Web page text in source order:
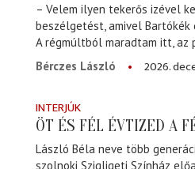
– Velem ilyen tekerős izével
beszélgetést, amivel
A régmúltból maradtam itt, az
Bérczes László
2026.
INTERJÚK
ÖT ÉS FÉL ÉVTIZED A
László Béla neve több
szolnoki Szigligeti Színház